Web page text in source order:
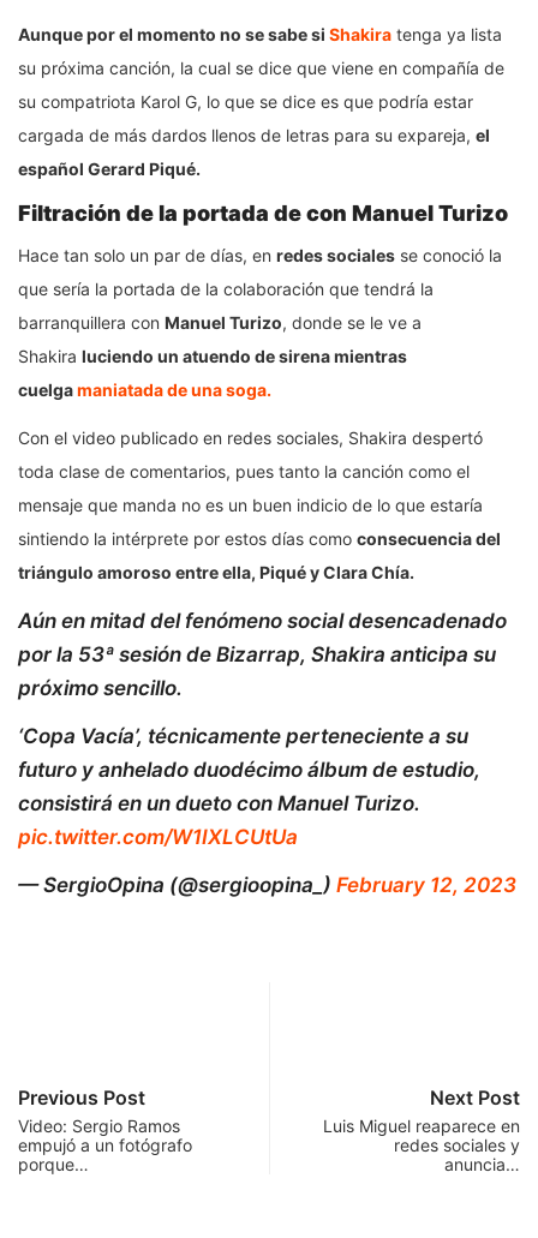
Aunque por el momento no se sabe si Shakira tenga ya lista
su próxima canción, la cual se dice que viene en compañía de
su compatriota Karol G, lo que se dice es que podría estar
cargada de más dardos llenos de letras para su expareja, el
español Gerard Piqué.
Filtración de la portada de con Manuel Turizo
Hace tan solo un par de días, en redes sociales se conoció la
que sería la portada de la colaboración que tendrá la
barranquillera con Manuel Turizo, donde se le ve a
Shakira luciendo un atuendo de sirena mientras
cuelgamaniatada de una soga.
Con el video publicado en redes sociales, Shakira despertó
toda clase de comentarios, pues tanto la canción como el
mensaje que manda no es un buen indicio de lo que estaría
sintiendo la intérprete por estos días como consecuencia del
triángulo amoroso entre ella, Piqué y Clara Chía.
Aún en mitad del fenómeno social desencadenado
por la 53ª sesión de Bizarrap, Shakira anticipa su
próximo sencillo.
‘Copa Vacía’, técnicamente perteneciente a su
futuro y anhelado duodécimo álbum de estudio,
consistirá en un dueto con Manuel Turizo.
pic.twitter.com/W1IXLCUtUa
— SergioOpina (@sergioopina_) February 12, 2023
Previous Post
Video: Sergio Ramos
empujó a un fotógrafo
porque…
Next Post
Luis Miguel reaparece en
redes sociales y
anuncia…